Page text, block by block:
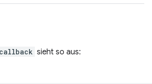
callback sieht so aus: